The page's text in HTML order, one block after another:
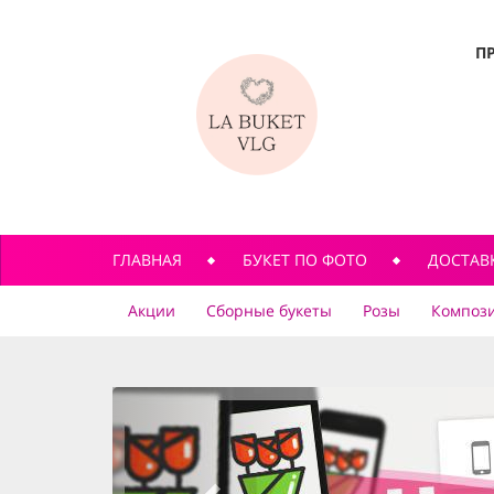
ГЛАВНАЯ БУКЕТ ПО ФОТО
Акции Сборные букеты Розы
previous